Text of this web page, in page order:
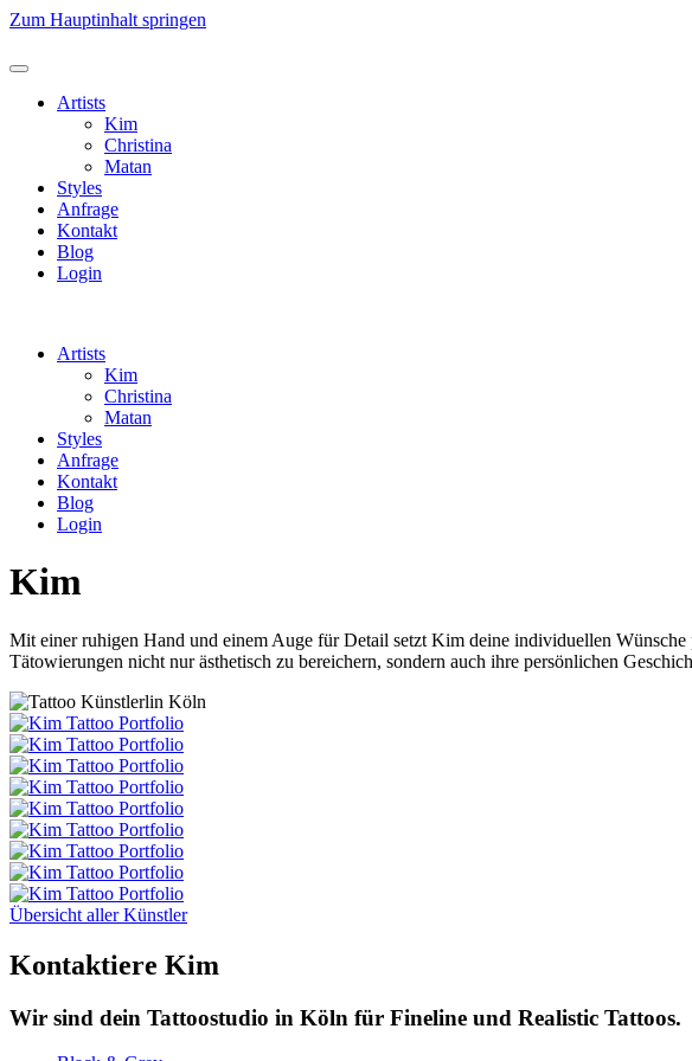
Zum Hauptinhalt springen
Artists
Kim
Christina
Matan
Styles
Anfrage
Kontakt
Blog
Login
Artists
Kim
Christina
Matan
Styles
Anfrage
Kontakt
Blog
Login
Kim
Mit einer ruhigen Hand und einem Auge für Detail setzt Kim deine individuellen Wünsche
Tätowierungen nicht nur ästhetisch zu bereichern, sondern auch ihre persönlichen
Übersicht aller Künstler
Kontaktiere Kim
Wir sind dein Tattoostudio in Köln für Fineline und Realistic Tattoos.